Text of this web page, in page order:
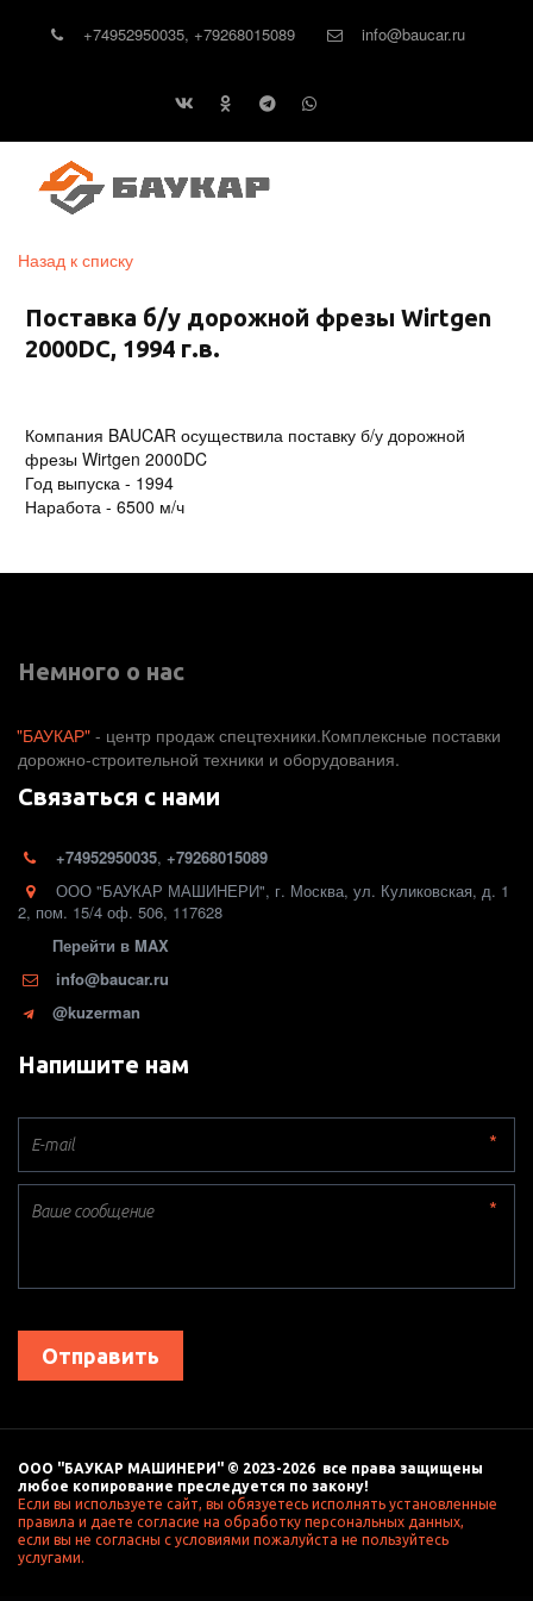
+74952950035, +79268015089 info@baucar.ru
Назад к списку
Поставка б/у дорожной фрезы Wirtgen
2000DC, 1994 г.в.
Компания BAUCAR осуществила поставку б/у дорожной
фрезы Wirtgen 2000DC
Год выпуска - 1994
Наработа - 6500 м/ч
Немного о нас
"БАУКАР" - центр продаж спецтехники.Комплексные поставки
дорожно-строительной техники и оборудования.
Связаться с нами
+74952950035, +79268015089
ООО "БАУКАР МАШИНЕРИ", г. Москва, ул. Куликовская, д. 1
2, пом. 15/4 оф. 506, 117628
Перейти в MAX
info@baucar.ru
@kuzerman
Напишите нам
*
*
Отправить
ООО "БАУКАР МАШИНЕРИ" © 2023-2026  все права защищены
любое копирование преследуется по закону!
Если вы используете сайт, вы обязуетесь исполнять установленные
правила и даете согласие на обработку персональных данных,
если вы не согласны с условиями пожалуйста не пользуйтесь
услугами.